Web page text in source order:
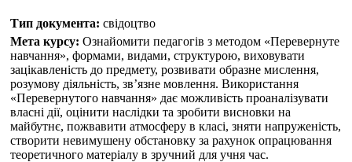
Тип документа: свідоцтво
Мета курсу: Ознайомити педагогів з методом «Перевернуте
навчання», формами, видами, структурою, виховувати
зацікавленість до предмету, розвивати образне мислення,
розумову діяльність, зв’язне мовлення. Використання
«Перевернутого навчання» дає можливість проаналізувати
власні дії, оцінити наслідки та зробити висновки на
майбутнє, пожвавити атмосферу в класі, зняти напруженість,
створити невимушену обстановку за рахунок опрацювання
теоретичного матеріалу в зручний для учня час.